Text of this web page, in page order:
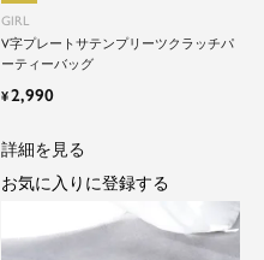
GIRL
V字プレートサテンプリーツクラッチパ
ーティーバッグ
¥2,990
詳細を見る
お気に入りに登録する